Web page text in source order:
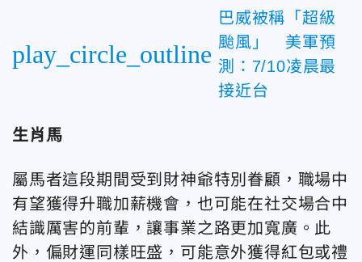
play_circle_outline
巴威被稱「超級
颱風」 美軍預
測：7/10凌晨最
接近台
生肖馬
屬馬者這段期間受到財神爺特別眷顧，職場中
有望獲得升職加薪機會，也可能在社交場合中
結識厲害的前輩，讓事業之路更加寬廣。此
外，偏財運同樣旺盛，可能意外獲得紅包或禮